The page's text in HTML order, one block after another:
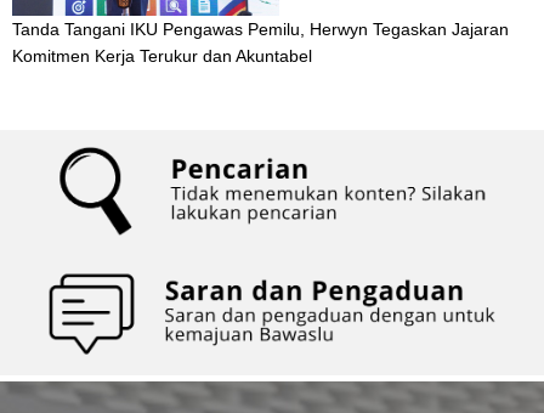
Tanda Tangani IKU Pengawas Pemilu, Herwyn Tegaskan Jajaran
Komitmen Kerja Terukur dan Akuntabel